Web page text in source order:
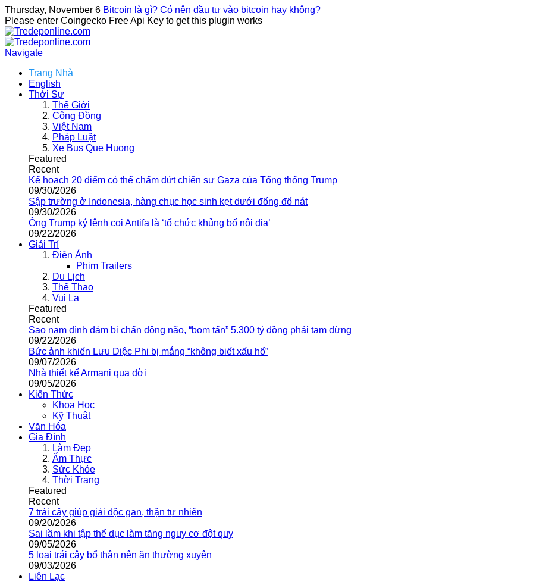
Thursday, November 6 Bitcoin là gì? Có nên đầu tư vào bitcoin hay không?
Please enter Coingecko Free Api Key to get this plugin works
Navigate
Trang Nhà
English
Thời Sự
Thế Giới
Cộng Đồng
Việt Nam
Pháp Luật
Xe Bus Que Huong
Featured
Recent
Kế hoạch 20 điểm có thể chấm dứt chiến sự Gaza của Tổng thống Trump
09/30/2026
Sập trường ở Indonesia, hàng chục học sinh kẹt dưới đống đổ nát
09/30/2026
Ông Trump ký lệnh coi Antifa là ‘tổ chức khủng bố nội địa’
09/22/2026
Giải Trí
Điện Ảnh
Phim Trailers
Du Lịch
Thể Thao
Vui Lạ
Featured
Recent
Sao nam đình đám bị chấn động não, “bom tấn” 5.300 tỷ đồng phải tạm dừng
09/22/2026
Bức ảnh khiến Lưu Diệc Phi bị mắng “không biết xấu hổ”
09/07/2026
Nhà thiết kế Armani qua đời
09/05/2026
Kiến Thức
Khoa Học
Kỹ Thuật
Văn Hóa
Gia Đình
Làm Đẹp
Ẩm Thực
Sức Khỏe
Thời Trang
Featured
Recent
7 trái cây giúp giải độc gan, thận tự nhiên
09/20/2026
Sai lầm khi tập thể dục làm tăng nguy cơ đột quỵ
09/05/2026
5 loại trái cây bổ thận nên ăn thường xuyên
09/03/2026
Liên Lạc